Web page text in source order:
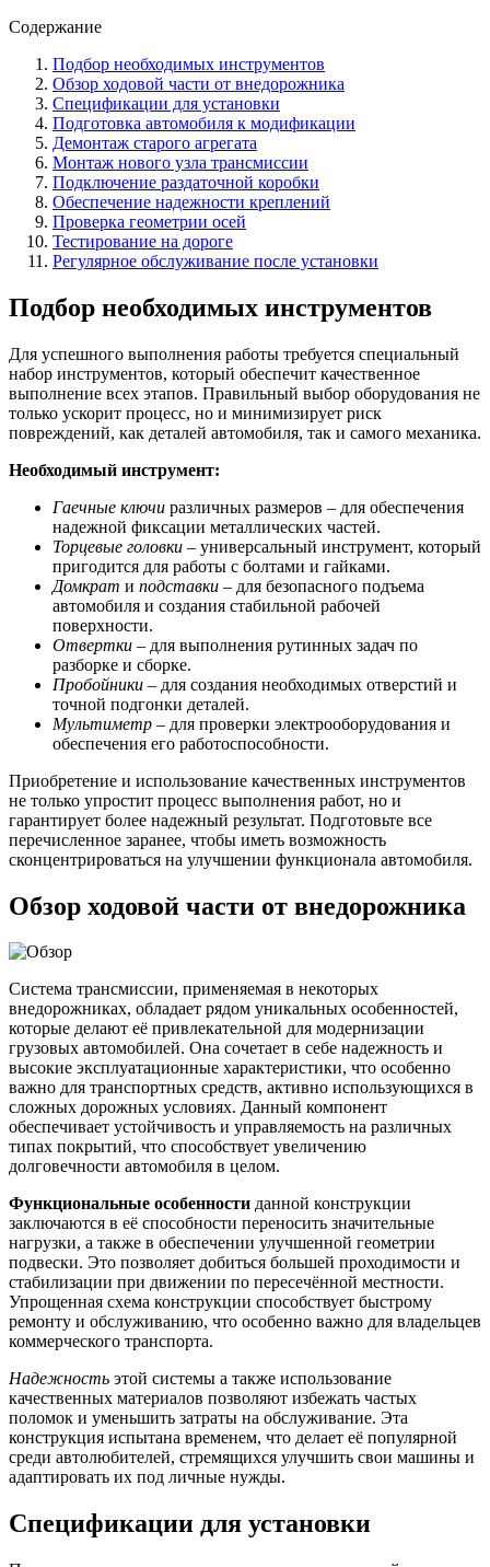
Содержание
Подбор необходимых инструментов
Обзор ходовой части от внедорожника
Спецификации для установки
Подготовка автомобиля к модификации
Демонтаж старого агрегата
Монтаж нового узла трансмиссии
Подключение раздаточной коробки
Обеспечение надежности креплений
Проверка геометрии осей
Тестирование на дороге
Регулярное обслуживание после установки
Подбор необходимых инструментов
Для успешного выполнения работы требуется специальный
набор инструментов, который обеспечит качественное
выполнение всех этапов. Правильный выбор оборудования не
только ускорит процесс, но и минимизирует риск
повреждений, как деталей автомобиля, так и самого механика.
Необходимый инструмент:
Гаечные ключи различных размеров – для обеспечения
надежной фиксации металлических частей.
Торцевые головки – универсальный инструмент, который
пригодится для работы с болтами и гайками.
Домкрат и подставки – для безопасного подъема
автомобиля и создания стабильной рабочей
поверхности.
Отвертки – для выполнения рутинных задач по
разборке и сборке.
Пробойники – для создания необходимых отверстий и
точной подгонки деталей.
Мультиметр – для проверки электрооборудования и
обеспечения его работоспособности.
Приобретение и использование качественных инструментов
не только упростит процесс выполнения работ, но и
гарантирует более надежный результат. Подготовьте все
перечисленное заранее, чтобы иметь возможность
сконцентрироваться на улучшении функционала автомобиля.
Обзор ходовой части от внедорожника
Система трансмиссии, применяемая в некоторых
внедорожниках, обладает рядом уникальных особенностей,
которые делают её привлекательной для модернизации
грузовых автомобилей. Она сочетает в себе надежность и
высокие эксплуатационные характеристики, что особенно
важно для транспортных средств, активно использующихся в
сложных дорожных условиях. Данный компонент
обеспечивает устойчивость и управляемость на различных
типах покрытий, что способствует увеличению
долговечности автомобиля в целом.
Функциональные особенности данной конструкции
заключаются в её способности переносить значительные
нагрузки, а также в обеспечении улучшенной геометрии
подвески. Это позволяет добиться большей проходимости и
стабилизации при движении по пересечённой местности.
Упрощенная схема конструкции способствует быстрому
ремонту и обслуживанию, что особенно важно для владельцев
коммерческого транспорта.
Надежность этой системы а также использование
качественных материалов позволяют избежать частых
поломок и уменьшить затраты на обслуживание. Эта
конструкция испытана временем, что делает её популярной
среди автолюбителей, стремящихся улучшить свои машины и
адаптировать их под личные нужды.
Спецификации для установки